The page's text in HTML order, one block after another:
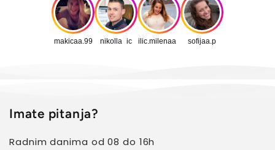
makicaa.99 nikolla_ic ilic.milenaa_ sofijaa.p
Imate pitanja?
Radnim danima od 08 do 16h